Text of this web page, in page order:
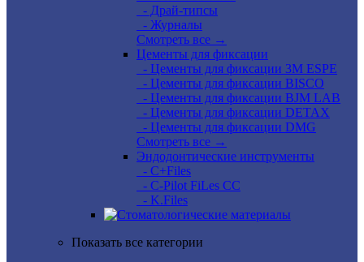
- Драй-типсы
- Журналы
Смотреть все →
Цементы для фиксации
- Цементы для фиксации 3M ESPE
- Цементы для фиксации BISCO
- Цементы для фиксации BJM LAB
- Цементы для фиксации DETAX
- Цементы для фиксации DMG
Смотреть все →
Эндодонтические инструменты
- C+Files
- C-Pilot FiLes CC
- K.Files
Показать все категории